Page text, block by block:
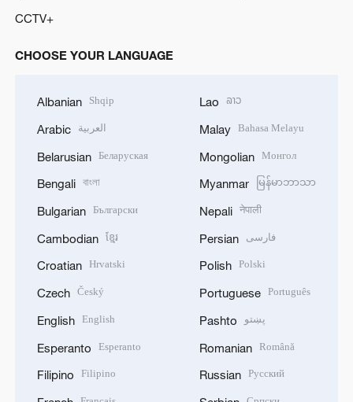
CCTV+
CHOOSE YOUR LANGUAGE
Albanian Shqip
Arabic العربية
Belarusian Беларуская
Bengali বাংলা
Bulgarian Български
Cambodian ខ្មែរ
Croatian Hrvatski
Czech Český
English English
Esperanto Esperanto
Filipino Filipino
Lao ລາວ
Malay Bahasa Melayu
Mongolian Монгол
Myanmar မြန်မာဘာသာ
Nepali नेपाली
Persian فارسی
Polish Polski
Portuguese Português
Pashto پښتو
Romanian Română
Russian Русский